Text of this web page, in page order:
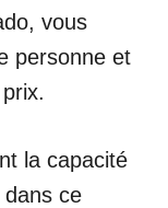
vous
personne et
la capacité
ce